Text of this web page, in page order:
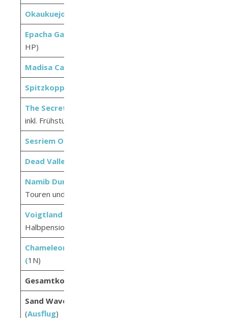
Okaukuejo Camping
Epacha Game Lodge & Spa
HP)
Madisa Camp
Spitzkoppe Camp
The Secret Garden Guesthouse
inkl. Frühstück)
Sesriem Oshana Camp
Dead Valley Lodge
Namib Dune Star Camp
Touren und Frühstück)
Voigtland Guesthouse
Halbpension)
Chameleon Backpackers Windhoek
(1N)
Gesamtkosten für Unterkünfte
Sand Waves Adventure Combo Tour
(Ausflug)